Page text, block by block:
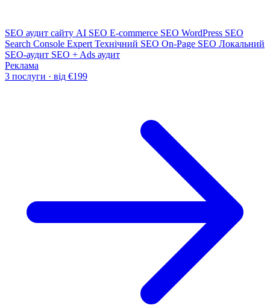
SEO аудит сайту AI SEO E-commerce SEO WordPress SEO
Search Console Expert Технічний SEO On-Page SEO Локальний
SEO-аудит SEO + Ads аудит
Реклама
3 послуги · від €199